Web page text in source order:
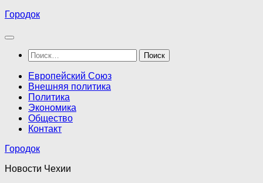
Перейти
содержимому
Городок
Найти:
Европейский Союз
Внешняя политика
Политика
Экономика
Общество
Контакт
Городок
Новости Чехии